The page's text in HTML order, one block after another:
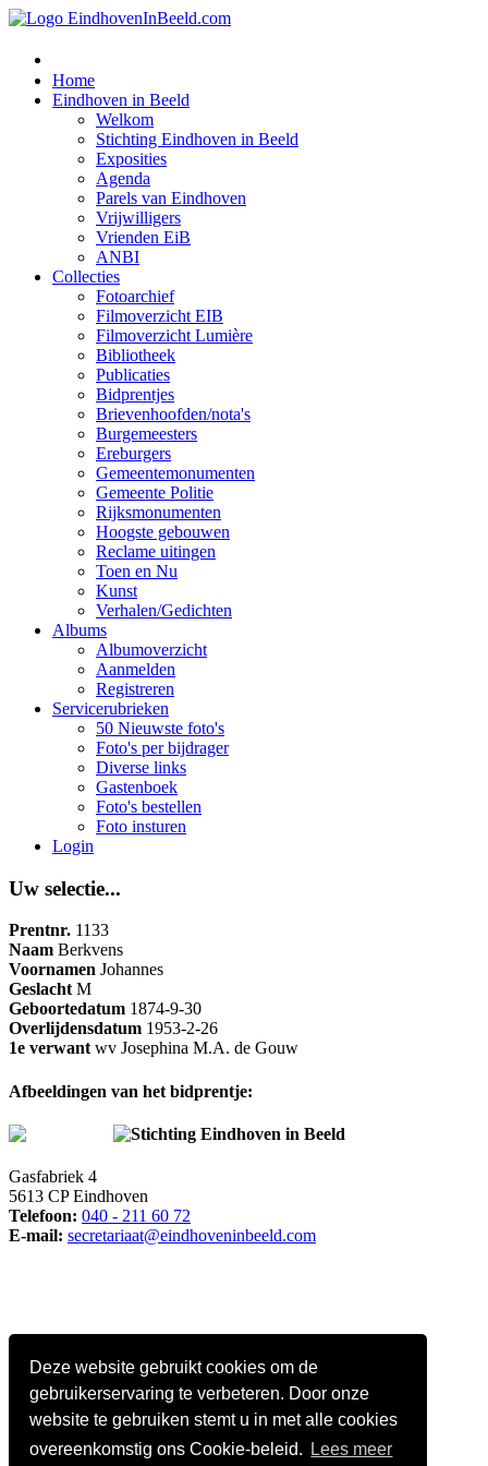
Deze website gebruikt cookies om de
gebruikerservaring te verbeteren. Door onze
website te gebruiken stemt u in met alle cookies
overeenkomstig ons Cookie-beleid.
Lees meer
Home
Eindhoven in Beeld
Welkom
Stichting Eindhoven in Beeld
Exposities
Agenda
Parels van Eindhoven
Vrijwilligers
Vrienden EiB
ANBI
Collecties
Fotoarchief
Filmoverzicht EIB
Filmoverzicht Lumière
Bibliotheek
Publicaties
Bidprentjes
Brievenhoofden/nota's
Burgemeesters
Ereburgers
Gemeentemonumenten
Gemeente Politie
Rijksmonumenten
Hoogste gebouwen
Reclame uitingen
Toen en Nu
Kunst
Verhalen/Gedichten
Albums
Albumoverzicht
Aanmelden
Registreren
Servicerubrieken
50 Nieuwste foto's
Foto's per bijdrager
Diverse links
Gastenboek
Foto's bestellen
Foto insturen
Login
Uw selectie...
Prentnr. 1133
Naam Berkvens
Voornamen Johannes
GeslachtM
Geboortedatum 1874-9-30
Overlijdensdatum 1953-2-26
1e verwantwv Josephina M.A. de Gouw
Afbeeldingen van het bidprentje:
Stichting Eindhoven in Beeld
Gasfabriek 4
5613 CP Eindhoven
Telefoon: 040 - 211 60 72
E-mail: secretariaat@eindhoveninbeeld.com